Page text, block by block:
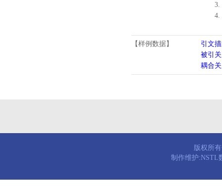
3.
4.
【样例数据】
引文
被引
耦合
版权所
制作维护:NSTL